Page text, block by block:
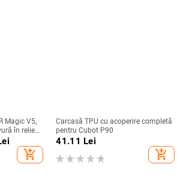
Magic V5,
în relief,
add_shopping_cart
Carcasă TPU cu acoperire completă
pentru Cubot P90
41.11 Lei
add_shopping_cart